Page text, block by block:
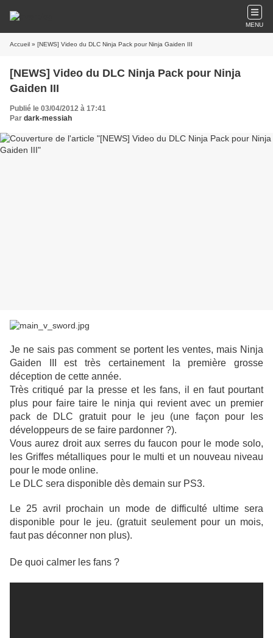
MENU
Accueil » [NEWS] Video du DLC Ninja Pack pour Ninja Gaiden III
[NEWS] Video du DLC Ninja Pack pour Ninja
Gaiden III
Publié le 03/04/2012 à 17:41
Par dark-messiah
Je ne sais pas comment se portent les ventes, mais Ninja
Gaiden III est très certainement la première grosse
déception de cette année.
Très critiqué par la presse et lesfans, il en faut pourtant
plus pour faire taire le ninja qui revient avec un premier
pack de DLC gratuit pour le jeu (une façon pour les
développeurs de se faire pardonner ?).
Vous aurez droit aux serres du faucon pour le mode solo,
les Griffes métalliques pour le multi et un nouveau niveau
pour le mode online.
Le DLC sera disponible dès demain sur PS3.
Le 25 avril prochain un mode de difficulté ultime sera
disponible pour le jeu. (gratuit seulement pour un mois,
faut pas déconner non plus).
De quoi calmer les fans ?